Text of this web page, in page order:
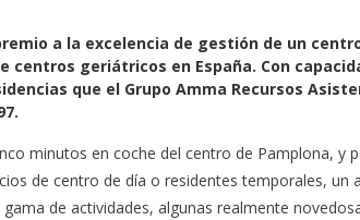
a la excelencia de gestión de un
centros geriátricos en España. Con
que el Grupo Amma Recursos
minutos en coche del centro de Pamplona, y
de centro de día o residentes temporales,
de actividades, algunas realmente